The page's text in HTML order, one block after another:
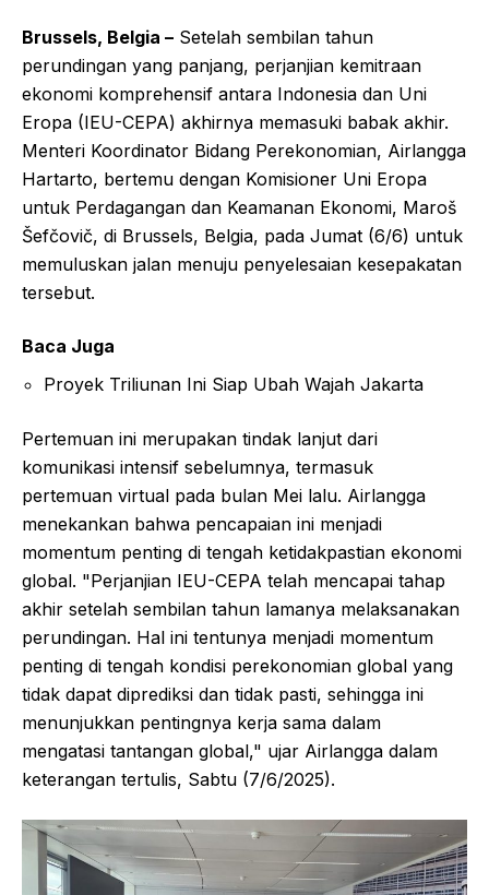
Brussels, Belgia – Setelah sembilan tahun
perundingan yang panjang, perjanjian kemitraan
ekonomi komprehensif antara Indonesia dan Uni
Eropa (IEU-CEPA) akhirnya memasuki babak akhir.
Menteri Koordinator Bidang Perekonomian, Airlangga
Hartarto, bertemu dengan Komisioner Uni Eropa
untuk Perdagangan dan Keamanan Ekonomi, Maroš
Šefčovič, di Brussels, Belgia, pada Jumat (6/6) untuk
memuluskan jalan menuju penyelesaian kesepakatan
tersebut.
Baca Juga
Proyek Triliunan Ini Siap Ubah Wajah Jakarta
Pertemuan ini merupakan tindak lanjut dari
komunikasi intensif sebelumnya, termasuk
pertemuan virtual pada bulan Mei lalu. Airlangga
menekankan bahwa pencapaian ini menjadi
momentum penting di tengah ketidakpastian ekonomi
global. "Perjanjian IEU-CEPA telah mencapai tahap
akhir setelah sembilan tahun lamanya melaksanakan
perundingan. Hal ini tentunya menjadi momentum
penting di tengah kondisi perekonomian global yang
tidak dapat diprediksi dan tidak pasti, sehingga ini
menunjukkan pentingnya kerja sama dalam
mengatasi tantangan global," ujar Airlangga dalam
keterangan tertulis, Sabtu (7/6/2025).